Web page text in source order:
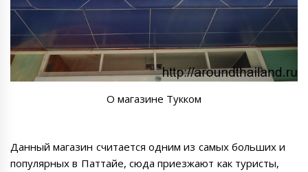
О магазине Тукком
Данный магазин считается одним из самых больших и
популярных в Паттайе, сюда приезжают как туристы,